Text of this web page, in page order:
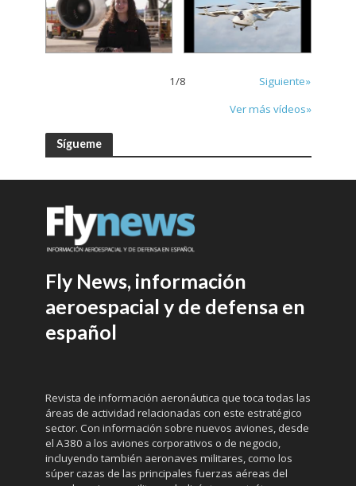
1/8
Siguiente»
Ver más vídeos»
Sígueme
Fly News, información
aeroespacial y de defensa en
español
Revista de información aeronáutica que toca todas las
áreas de actividad relacionadas con este estratégico
sector. Con información sobre nuevos aviones, desde
el A380 a los aviones corporativos o de negocio,
incluyendo también aeronaves militares, como los
súper cazas de las principales fuerzas aéreas del